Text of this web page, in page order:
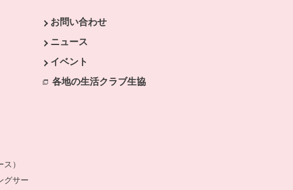
で開きます。
ドウで開きます。
）
グサー
お問い合わせ
ニュース
イベント
各地の生活クラブ生協